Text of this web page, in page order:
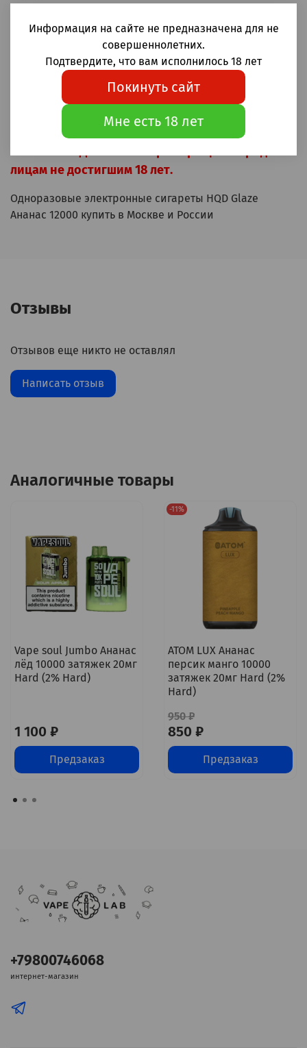
Бак: 18мл
Крепость: 20мг (2%)
Зарядка Type-C
Затяжка: MTL (тугая, сигаретная)
Индикация заряда батареи
Индикация запаса жидкости
Испаритель mesh coil
лицам не достигшим 18 лет.
Одноразовые электронные сигареты HQD Glaze
Ананас 12000 купить в Москве и России
Отзывы
Отзывов еще никто не оставлял
Написать отзыв
Аналогичные товары
Vape soul Jumbo Ананас
лёд 10000 затяжек 20мг
Hard (2% Hard)
1 100 ₽
Предзаказ
-11%
ATOM LUX Ананас
персик манго 10000
затяжек 20мг Hard (2%
Hard)
950 ₽
850 ₽
Предзаказ
+79800746068
интернет-магазин
Информация на сайте не предназначена для не
совершеннолетних.
Подтвердите, что вам исполнилось 18 лет
Покинуть сайт
Мне есть 18 лет